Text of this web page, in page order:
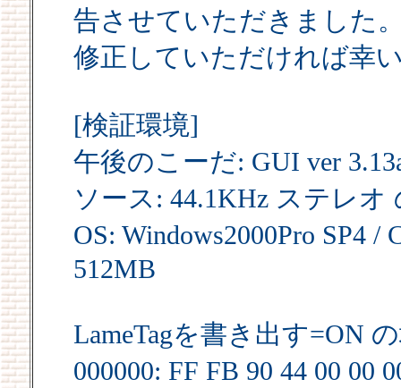
告させていただきました
修正していただければ幸
[検証環境]
午後のこーだ: GUI ver
ソース: 44.1KHz ステレオ
OS: Windows2000Pro SP4 /
512MB
LameTagを書き出す=ON
000000: FF FB 90 44 00 00